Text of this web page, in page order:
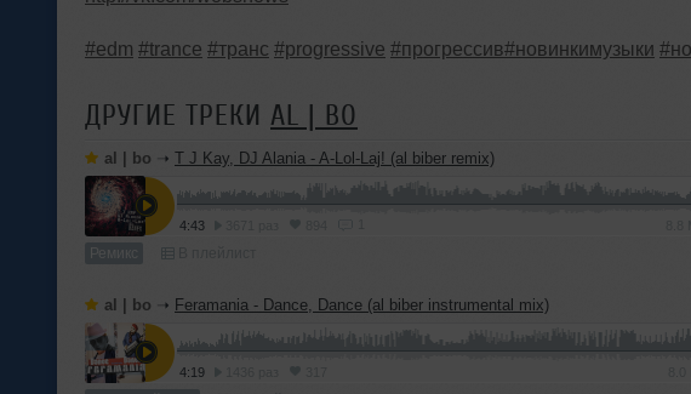
#edm #trance #транс #progressive #прогрессив#новинкимузыки
ДРУГИЕ ТРЕКИ AL | BO
al | bo ➝ T J Kay, DJ Alania - A-Lol-Laj! (al biber remix)
4:43
Ремикс
al | bo ➝ Feramania - Dance, Dance (al biber instrumental mix)
4:19